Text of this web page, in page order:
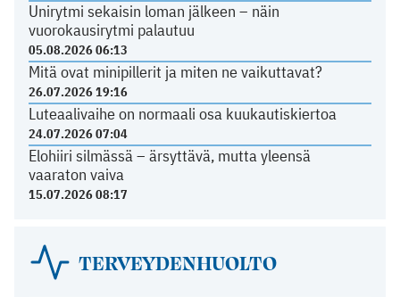
Unirytmi sekaisin loman jälkeen – näin
vuorokausirytmi palautuu
05.08.2026 06:13
Mitä ovat minipillerit ja miten ne vaikuttavat?
26.07.2026 19:16
Luteaalivaihe on normaali osa kuukautiskiertoa
24.07.2026 07:04
Elohiiri silmässä – ärsyttävä, mutta yleensä
vaaraton vaiva
15.07.2026 08:17
TERVEYDENHUOLTO